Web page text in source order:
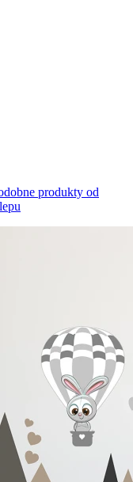
produkty od